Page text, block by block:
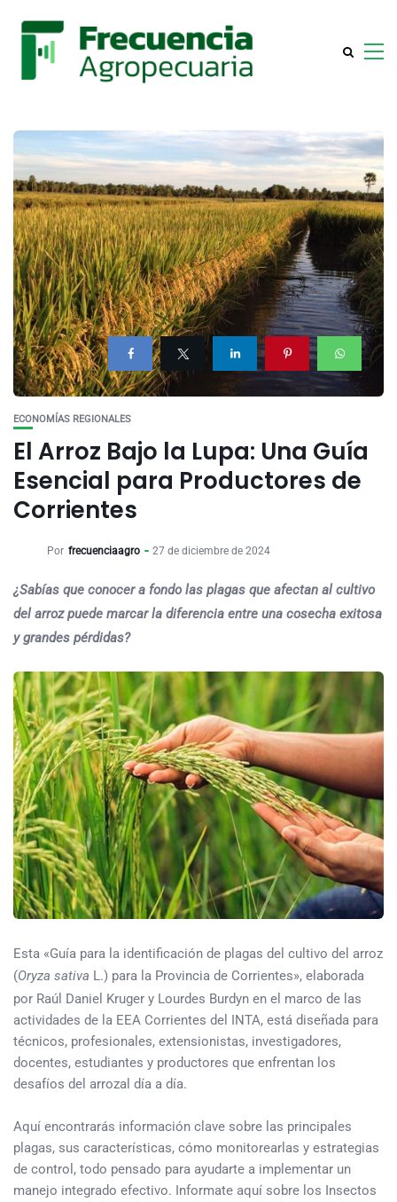
ECONOMÍAS REGIONALES
El Arroz Bajo la Lupa: Una Guía
Esencial para Productores de
Corrientes
Por frecuenciaagro 27 de diciembre de 2024
¿Sabías que conocer a fondo las plagas que afectan al cultivo
del arroz puede marcar la diferencia entre una cosecha exitosa
y grandes pérdidas?
Esta «Guía para la identificación de plagas del cultivo del arroz
(Oryza sativa L.) para la Provincia de Corrientes», elaborada
por Raúl Daniel Kruger y Lourdes Burdyn en el marco de las
actividades de la EEA Corrientes del INTA, está diseñada para
técnicos, profesionales, extensionistas, investigadores,
docentes, estudiantes y productores que enfrentan los
desafíos del arrozal día a día.
Aquí encontrarás información clave sobre las principales
plagas, sus características, cómo monitorearlas y estrategias
de control, todo pensado para ayudarte a implementar un
manejo integrado efectivo. Informate aquí sobre los Insectos